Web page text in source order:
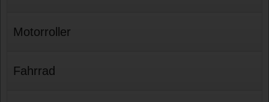
Motorroller
Fahrrad